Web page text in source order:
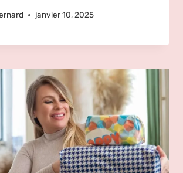
janvier 10, 2025